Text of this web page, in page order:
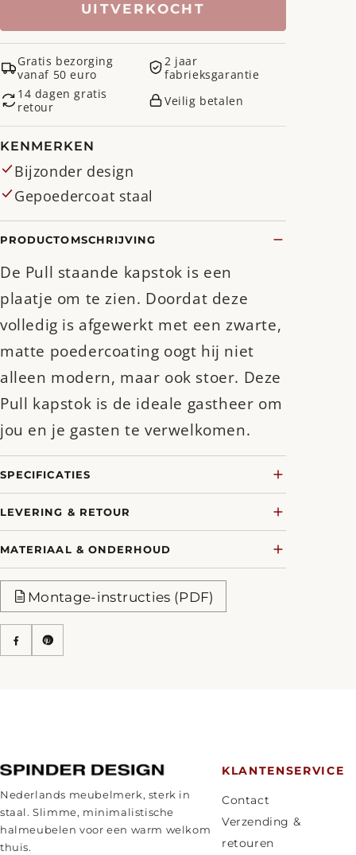
UITVERKOCHT
Gratis bezorging
vanaf 50 euro
2 jaar
fabrieksgarantie
14 dagen gratis
retour
Veilig betalen
KENMERKEN
Bijzonder design
Gepoedercoat staal
PRODUCTOMSCHRIJVING
De Pull staande kapstok is een
plaatje om te zien. Doordat deze
volledig is afgewerkt met een zwarte,
matte poedercoating oogt hij niet
alleen modern, maar ook stoer. Deze
Pull kapstok is de ideale gastheer om
jou en je gasten te verwelkomen.
SPECIFICATIES
LEVERING & RETOUR
MATERIAAL & ONDERHOUD
Montage-instructies (PDF)
Nederlands meubelmerk, sterk in
staal. Slimme, minimalistische
halmeubelen voor een warm welkom
thuis.
KLANTENSERVICE
Contact
Verzending &
retouren